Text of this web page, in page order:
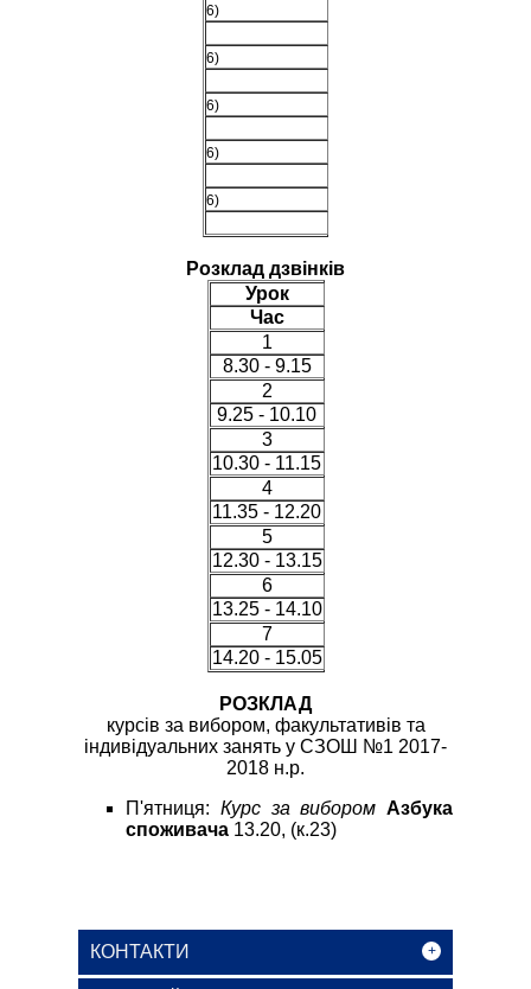
6)
6)
6)
6)
6)
Розклад дзвінків
Урок
Час
1
8.30 - 9.15
2
9.25 - 10.10
3
10.30 - 11.15
4
11.35 - 12.20
5
12.30 - 13.15
6
13.25 - 14.10
7
14.20 - 15.05
РОЗКЛАД
курсів за вибором, факультативів та
індивідуальних занять у СЗОШ №1 2017-
2018 н.р.
П'ятниця: Курс за вибором Азбука
споживача 13.20, (к.23)
КОНТАКТИ +